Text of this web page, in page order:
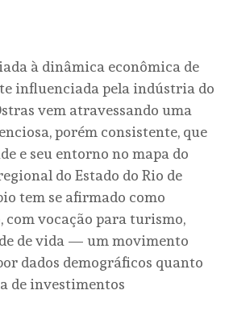
à dinâmica econômica de
influenciada pela indústria do
vem atravessando uma
porém consistente, que
e seu entorno no mapa do
do Estado do Rio de
tem se afirmado como
com vocação para turismo,
de vida — um movimento
dados demográficos quanto
de investimentos